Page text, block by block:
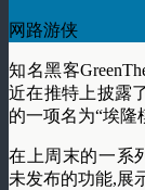
网路游侠
知名黑客
近在推特上披露
的一项名为“埃隆
在上周末的一系
未发布的功能,展